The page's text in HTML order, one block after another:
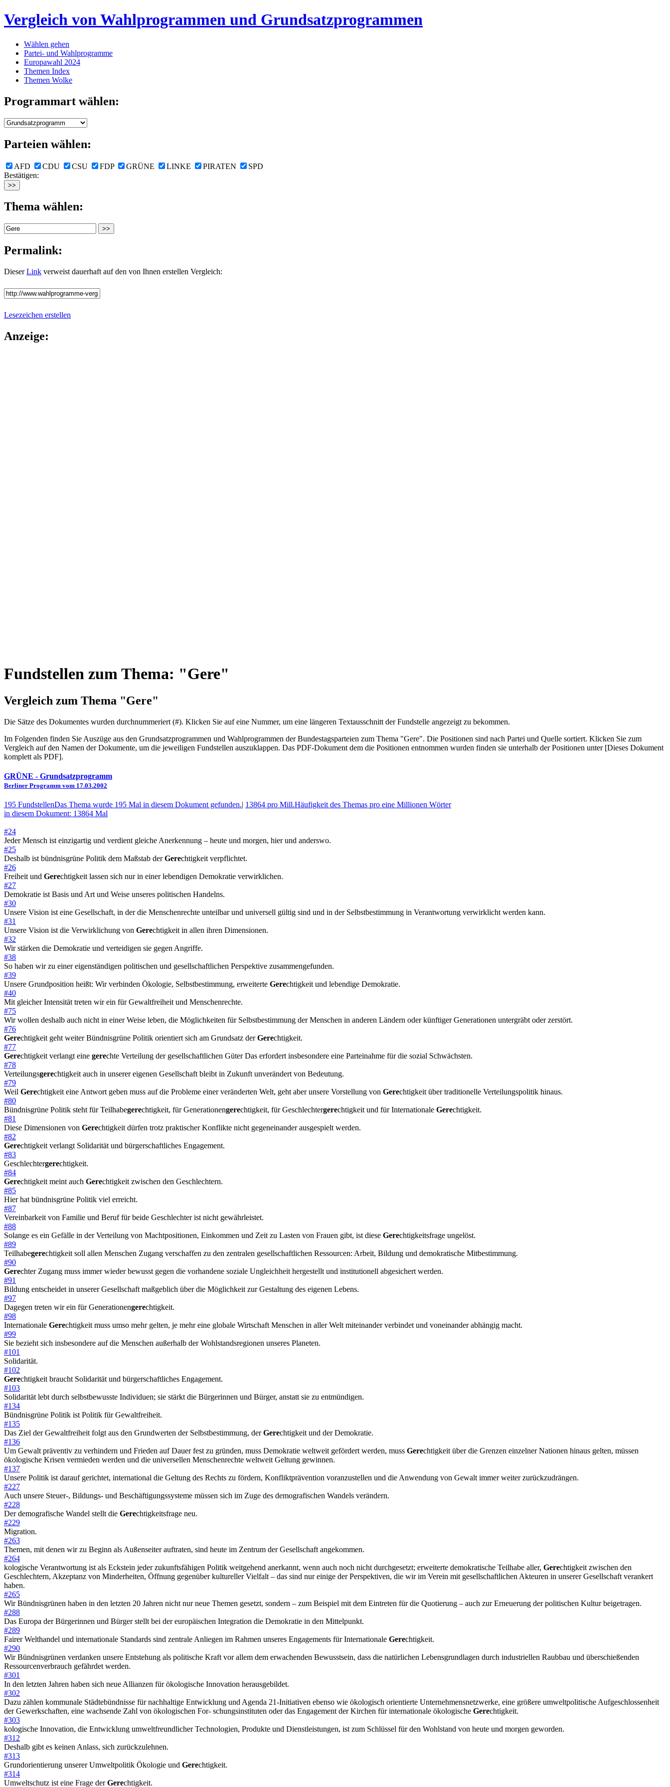
Vergleich von Wahlprogrammen und Grundsatzprogrammen
Wählen gehen
Partei- und Wahlprogramme
Europawahl 2024
Themen Index
Themen Wolke
Programmart wählen:
Parteien wählen:
AFD CDU CSU FDP GRÜNE LINKE PIRATEN
SPD
Bestätigen:
Thema wählen:
Permalink:
DieserLink verweist dauerhaft auf den von Ihnen erstellen Vergleich:
Lesezeichen erstellen
Anzeige:
Fundstellen zum Thema: "Gere"
Vergleich zum Thema "Gere"
Die Sätze des Dokum­entes wurden durch­nummeriert (#). Klicken Sie auf eine Nummer, um eine längeren Textausschnitt der Fundstelle angezeigt zu bekommen.
Im Folgenden finden Sie Auszüge aus den Grundsatz­program­men und Wahl­program­men der Bundes­tags­parteien zum Thema "Gere". Die Posi­tionen sind nach Partei und Quelle sortiert. Klicken Sie zum
Vergleich auf den Namen der Dokumente, um die jeweiligen Fundstellen aus­zu­klappen. Das PDF-Dokument dem die Posi­tionen entnommen wurden finden sie unterhalb der Positionen unter [Dieses Dokument
komplett als PDF].
GRÜNE - Grundsatzprogramm
Berliner Programm vom 17.03.2002
195 FundstellenDas Thema wurde 195 Mal in diesem Dokument gefunden.| 13864 pro Mill.Häufigkeit des Themas pro eine Millionen Wörter
in diesem Dokument: 13864 Mal
#24
Jeder Mensch ist einzigartig und verdient gleiche Anerkennung – heute und morgen, hier und anderswo.
#25
Deshalb ist bündnisgrüne Politik dem Maßstab derGerechtigkeit verpflichtet.
#26
Freiheit und Gerechtigkeit lassen sich nur in einer lebendigen Demokratie verwirklichen.
#27
Demokratie ist Basis und Art und Weise unseres politischen Handelns.
#30
Unsere Vision ist eine Gesellschaft, in der die Menschenrechte unteilbar und universell gültig sind und in der Selbstbestimmung in Verantwortung verwirklicht werden kann.
#31
Unsere Vision ist die Verwirklichung von Gerechtigkeit in allen ihren Dimensionen.
#32
Wir stärken die Demokratie und verteidigen sie gegen Angriffe.
#38
So haben wir zu einer eigenständigen politischen und gesellschaftlichen Perspektive zusammengefunden.
#39
Unsere Grundposition heißt: Wir verbinden Ökologie, Selbstbestimmung, erweiterte Gerechtigkeit und lebendige Demokratie.
#40
Mit gleicher Intensität treten wir ein für Gewaltfreiheit und Menschenrechte.
#75
Wir wollen deshalb auch nicht in einer Weise leben, die Möglichkeiten für Selbstbestimmung der Menschen in anderen Ländern oder künftiger Generationen untergräbt oder zerstört.
#76
Gerechtigkeit geht weiter Bündnisgrüne Politik orientiert sich am Grundsatz derGerechtigkeit.
#77
Gerechtigkeit verlangt eine gerechte Verteilung der gesellschaftlichen Güter Das erfordert insbesondere eine Parteinahme für die sozial Schwächsten.
#78
Verteilungsgerechtigkeit auch in unserer eigenen Gesellschaft bleibt in Zukunft unverändert von Bedeutung.
#79
Weil Gerechtigkeit eine Antwort geben muss auf die Probleme einer veränderten Welt, geht aber unsere Vorstellung von Gerechtigkeit über traditionelle Verteilungspolitik hinaus.
#80
Bündnisgrüne Politik steht für Teilhabegerechtigkeit, für Generationengerechtigkeit, für Geschlechtergerechtigkeit und für Internationale Gerechtigkeit.
#81
Diese Dimensionen von Gerechtigkeit dürfen trotz praktischer Konflikte nicht gegeneinander ausgespielt werden.
#82
Gerechtigkeit verlangt Solidarität und bürgerschaftliches Engagement.
#83
Geschlechtergerechtigkeit.
#84
Gerechtigkeit meint auch Gerechtigkeit zwischen den Geschlechtern.
#85
Hier hat bündnisgrüne Politik viel erreicht.
#87
Vereinbarkeit von Familie und Beruf für beide Geschlechter ist nicht gewährleistet.
#88
Solange es ein Gefälle in der Verteilung von Machtpositionen, Einkommen und Zeit zu Lasten von Frauen gibt, ist diese Gerechtigkeitsfrage ungelöst.
#89
Teilhabegerechtigkeit soll allen Menschen Zugang verschaffen zu den zentralen gesellschaftlichen Ressourcen: Arbeit, Bildung und demokratische Mitbestimmung.
#90
Gerechter Zugang muss immer wieder bewusst gegen die vorhandene soziale Ungleichheit hergestellt und institutionell abgesichert werden.
#91
Bildung entscheidet in unserer Gesellschaft maßgeblich über die Möglichkeit zur Gestaltung des eigenen Lebens.
#97
Dagegen treten wir ein für Generationengerechtigkeit.
#98
Internationale Gerechtigkeit muss umso mehr gelten, je mehr eine globale Wirtschaft Menschen in aller Welt miteinander verbindet und voneinander abhängig macht.
#99
Sie bezieht sich insbesondere auf die Menschen außerhalb der Wohlstandsregionen unseres Planeten.
#101
Solidarität.
#102
Gerechtigkeit braucht Solidarität und bürgerschaftliches Engagement.
#103
Solidarität lebt durch selbstbewusste Individuen; sie stärkt die Bürgerinnen und Bürger, anstatt sie zu entmündigen.
#134
Bündnisgrüne Politik ist Politik für Gewaltfreiheit.
#135
Das Ziel der Gewaltfreiheit folgt aus den Grundwerten der Selbstbestimmung, derGerechtigkeit und der Demokratie.
#136
Um Gewalt präventiv zu verhindern und Frieden auf Dauer fest zu gründen, muss Demokratie weltweit gefördert werden, muss Gerechtigkeit über die Grenzen einzelner Nationen hinaus gelten, müssen
ökologische Krisen vermieden werden und die universellen Menschenrechte weltweit Geltung gewinnen.
#137
Unsere Politik ist darauf gerichtet, international die Geltung des Rechts zu fördern, Konfliktprävention voranzustellen und die Anwendung von Gewalt immer weiter zurückzudrängen.
#227
Auch unsere Steuer-, Bildungs- und Beschäftigungssysteme müssen sich im Zuge des demografischen Wandels verändern.
#228
Der demografische Wandel stellt die Gerechtigkeitsfrage neu.
#229
Migration.
#263
Themen, mit denen wir zu Beginn als Außenseiter auftraten, sind heute im Zentrum der Gesellschaft angekommen.
#264
kologische Verantwortung ist als Eckstein jeder zukunftsfähigen Politik weitgehend anerkannt, wenn auch noch nicht durchgesetzt; erweiterte demokratische Teilhabe aller, Gerechtigkeit zwischen den
Geschlechtern, Akzeptanz von Minderheiten, Öffnung gegenüber kultureller Vielfalt – das sind nur einige der Perspektiven, die wir im Verein mit gesellschaftlichen Akteuren in unserer Gesellschaft verankert
haben.
#265
Wir Bündnisgrünen haben in den letzten 20 Jahren nicht nur neue Themen gesetzt, sondern – zum Beispiel mit dem Eintreten für die Quotierung – auch zur Erneuerung der politischen Kultur beigetragen.
#288
Das Europa der Bürgerinnen und Bürger stellt bei der europäischen Integration die Demokratie in den Mittelpunkt.
#289
Fairer Welthandel und internationale Standards sind zentrale Anliegen im Rahmen unseres Engagements für Internationale Gerechtigkeit.
#290
Wir Bündnisgrünen verdanken unsere Entstehung als politische Kraft vor allem dem erwachenden Bewusstsein, dass die natürlichen Lebensgrundlagen durch industriellen Raubbau und überschießenden
Ressourcenverbrauch gefährdet werden.
#301
In den letzten Jahren haben sich neue Allianzen für ökologische Innovation herausgebildet.
#302
Dazu zählen kommunale Städtebündnisse für nachhaltige Entwicklung und Agenda 21-Initiativen ebenso wie ökologisch orientierte Unternehmensnetzwerke, eine größere umweltpolitische Aufgeschlossenheit
der Gewerkschaften, eine wachsende Zahl von ökologischen For- schungsinstituten oder das Engagement der Kirchen für internationale ökologische Gerechtigkeit.
#303
kologische Innovation, die Entwicklung umweltfreundlicher Technologien, Produkte und Dienstleistungen, ist zum Schlüssel für den Wohlstand von heute und morgen geworden.
#312
Deshalb gibt es keinen Anlass, sich zurückzulehnen.
#313
Grundorientierung unserer Umweltpolitik Ökologie und Gerechtigkeit.
#314
Umweltschutz ist eine Frage derGerechtigkeit.